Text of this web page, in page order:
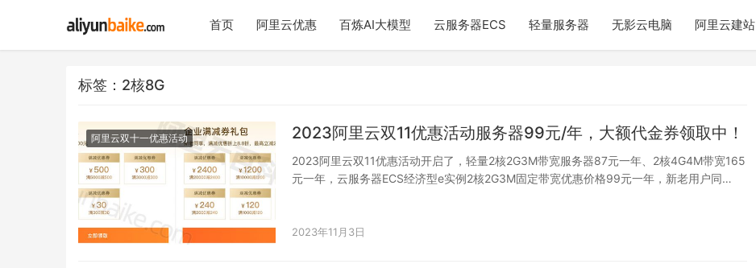
首页 阿里云优惠 百炼AI大模型 云服务器ECS 轻量服务器 无影云电脑 阿里云建站
标签：2核8G
阿里云双十一优惠活动 2023阿里云双11优惠活动服务器99元/年，大额代金券领取中！
2023阿里云双11优惠活动开启了，轻量2核2G3M带宽服务器87元一年、2核4G4M带宽165
元一年，云服务器ECS经济型e实例2核2G3M固定带宽优惠价格99元一年，新老用户同…
2023年11月3日